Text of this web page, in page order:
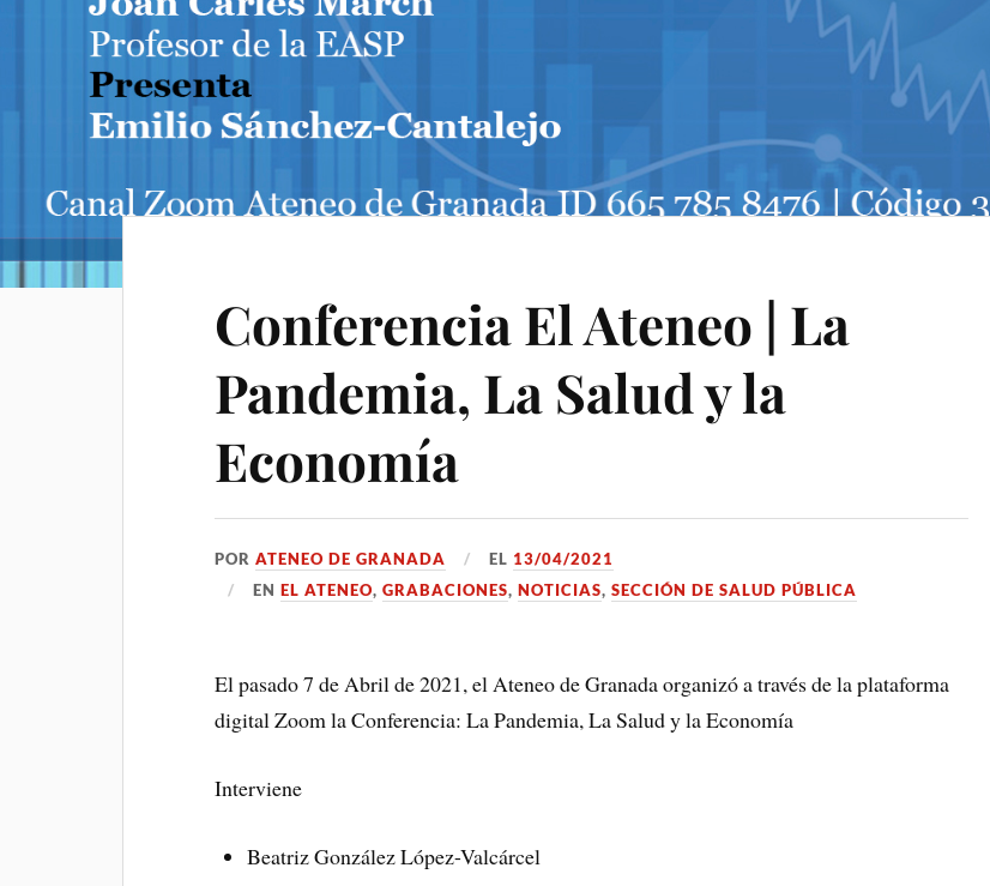
Conferencia El Ateneo | La
Pandemia, La Salud y la
Economía
PORATENEO DE GRANADA EL 13/04/2021
ENEL ATENEO,GRABACIONES,NOTICIAS,SECCIÓN DE SALUD PÚBLICA
El pasado 7 de Abril de 2021, el Ateneo de Granada organizó a través de la plataforma
digital Zoom la Conferencia: La Pandemia, La Salud y la Economía
Interviene
Beatriz González López-Valcárcel